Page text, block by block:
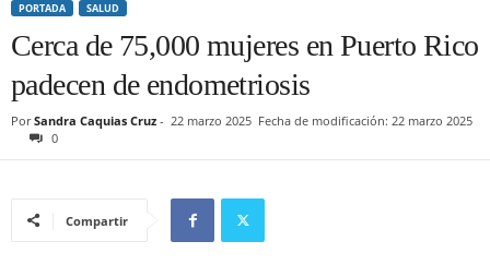
PORTADA SALUD
Cerca de 75,000 mujeres en Puerto Rico
padecen de endometriosis
Por Sandra Caquias Cruz - 22 marzo 2025 Fecha de modificación: 22 marzo 2025
0
Compartir